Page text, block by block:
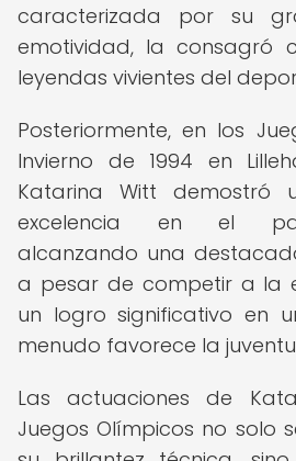
caracterizada por su
emotividad, la consagró
leyendas vivientes del
Posteriormente, en los
Invierno de 1994 en
Katarina Witt demostró
excelencia en el
alcanzando una
a pesar de competir a la
un logro significativo en
menudo favorece la
Las actuaciones de
Juegos Olímpicos no solo